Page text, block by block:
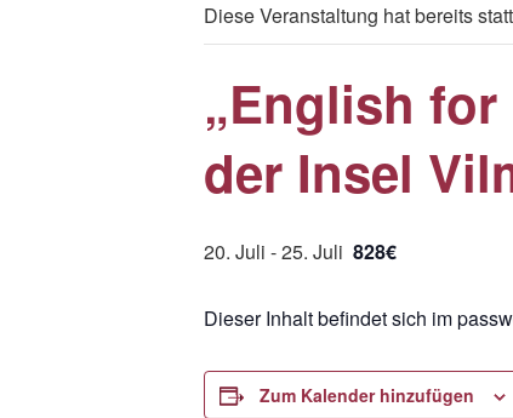
Diese Veranstaltung hat bereits
„English
der Insel
20. Juli -25. Juli 828€
Dieser Inhalt befindet sich im
Zum Kalender hinzufügen